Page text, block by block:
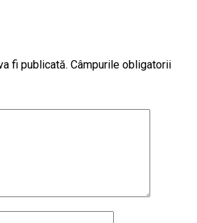
fi publicată. Câmpurile obligatorii